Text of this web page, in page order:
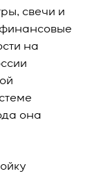
свечи и
на
она